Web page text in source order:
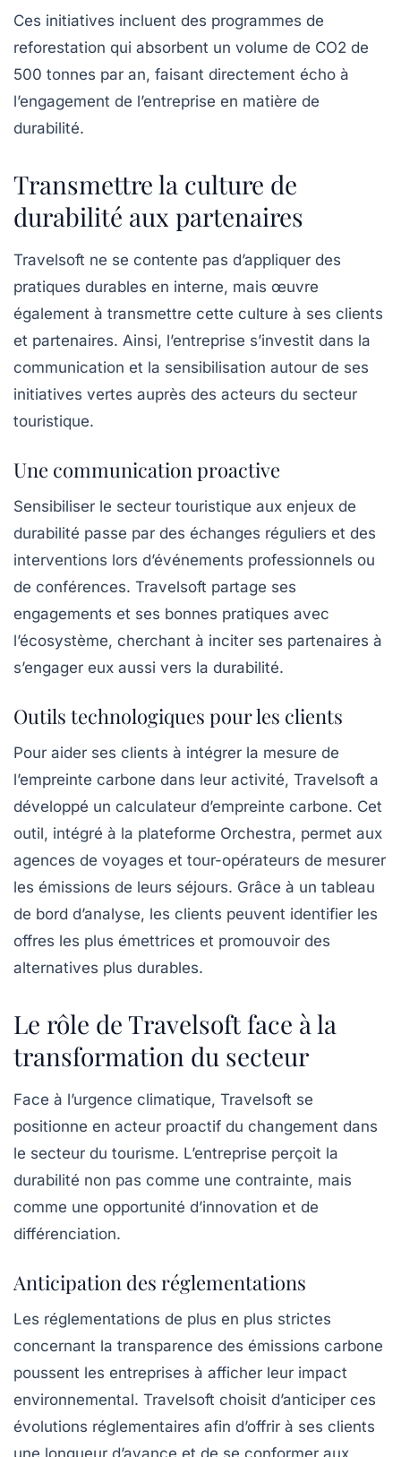
Ces initiatives incluent des programmes de
reforestation qui absorbent un volume de CO2 de
500 tonnes par an, faisant directement écho à
l’engagement de l’entreprise en matière de
durabilité.
Transmettre la culture de
durabilité aux partenaires
Travelsoft ne se contente pas d’appliquer des
pratiques durables en interne, mais œuvre
également à transmettre cette culture à ses clients
et partenaires. Ainsi, l’entreprise s’investit dans la
communication et la sensibilisation autour de ses
initiatives vertes auprès des acteurs du secteur
touristique.
Une communication proactive
Sensibiliser le secteur touristique aux enjeux de
durabilité passe par des échanges réguliers et des
interventions lors d’événements professionnels ou
de conférences. Travelsoft partage ses
engagements et ses bonnes pratiques avec
l’écosystème, cherchant à inciter ses partenaires à
s’engager eux aussi vers la durabilité.
Outils technologiques pour les clients
Pour aider ses clients à intégrer la mesure de
l’empreinte carbone dans leur activité, Travelsoft a
développé un calculateur d’empreinte carbone. Cet
outil, intégré à la plateforme Orchestra, permet aux
agences de voyages et tour-opérateurs de mesurer
les émissions de leurs séjours. Grâce à un tableau
de bord d’analyse, les clients peuvent identifier les
offres les plus émettrices et promouvoir des
alternatives plus durables.
Le rôle de Travelsoft face à la
transformation du secteur
Face à l’urgence climatique, Travelsoft se
positionne en acteur proactif du changement dans
le secteur du tourisme. L’entreprise perçoit la
durabilité non pas comme une contrainte, mais
comme une opportunité d’innovation et de
différenciation.
Anticipation des réglementations
Les réglementations de plus en plus strictes
concernant la transparence des émissions carbone
poussent les entreprises à afficher leur impact
environnemental. Travelsoft choisit d’anticiper ces
évolutions réglementaires afin d’offrir à ses clients